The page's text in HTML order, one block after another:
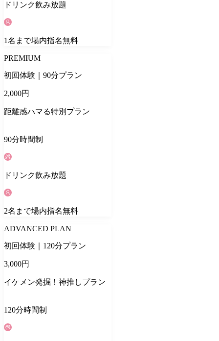
ドリンク飲み放題
1名 まで場内指名無料
PREMIUM
初回体験｜90分プラン
2,000円
距離感ハマる特別プラン
90分時間制
ドリンク飲み放題
2名 まで場内指名無料
ADVANCED PLAN
初回体験｜120分プラン
3,000円
イケメン発掘！神推しプラン
120分時間制